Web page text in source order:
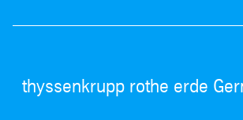
thyssenkrupp rothe erde